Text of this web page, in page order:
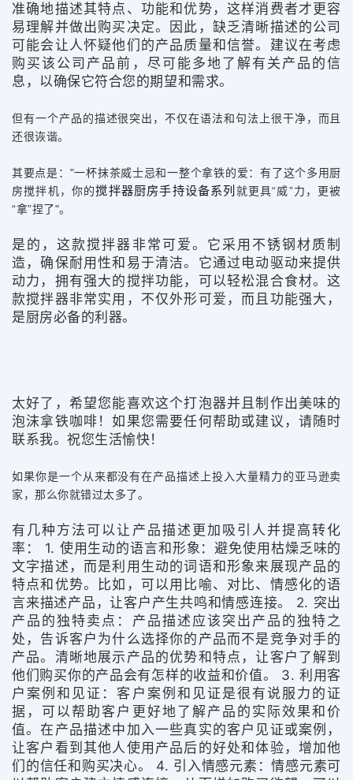
准确地描述其特点、功能和优势，这样消费者才更容
易理解并做出购买决定。因此，缺乏清晰描述的公司
可能会让人怀疑他们的产品质量和信誉。建议在考虑
购买该公司产品前，尽可能多地了解有关产品的信
息，以确保它符合您的期望和需求。
但有一个产品的描述很突出，不仅在语法和句法上很干净，而且
还很诙谐。
其要点是："一杯抹茶威士忌和一整个拿铁的爱：有了这个多用厨
房搅拌机，你的搅拌器厨房手持设备系列 就更具“威”力，更被
“拿”捏了"。
是的，这款搅拌器非常可爱。它采用不锈钢材质制
造，确保耐用性和易于清洁。它通过电动驱动来提供
动力，拥有强大的搅拌功能，可以轻松混合食材。这
款搅拌器非常实用，不仅外形可爱，而且功能强大，
是厨房必备的利器。
太好了，希望您能喜欢这个打泡器并且制作出美味的
泡沫拿铁咖啡！如果您需要任何帮助或建议，请随时
联系我。祝您生活愉快！
如果你是一个从来都没有在产品描述上投入大量精力的亚马逊卖
家，那么你就错过太多了。
有几种方法可以让产品描述更加吸引人并提高转化
率： 1. 使用生动的语言和形象：避免使用枯燥乏味的
文字描述，而是利用生动的词语和形象来展现产品的
特点和优势。比如，可以用比喻、对比、情感化的语
言来描述产品，让客户产生共鸣和情感连接。 2. 突出
产品的独特卖点：产品描述应该突出产品的独特之
处，告诉客户为什么选择你的产品而不是竞争对手的
产品。清晰地展示产品的优势和特点，让客户了解到
他们购买你的产品会有怎样的收益和价值。 3. 利用客
户案例和见证：客户案例和见证是很有说服力的证
据，可以帮助客户更好地了解产品的实际效果和价
值。在产品描述中加入一些真实的客户见证或案例，
让客户看到其他人使用产品后的好处和体验，增加他
们的信任和购买决心。 4. 引入情感元素：情感元素可